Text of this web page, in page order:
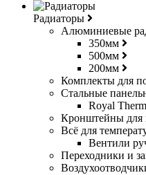
Радиаторы
Алюминиевые
350мм
500мм
200мм
Комплекты для
Стальные
Royal
Кронштейны для
Всё для
Вентили
Переходники и